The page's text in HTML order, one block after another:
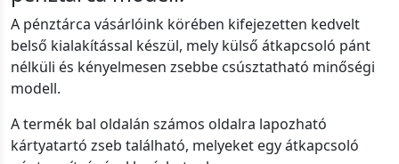
A pénztárca vásárlóink körében kifejezetten kedvelt
belső kialakítással készül, mely külső átkapcsoló pánt
nélküli és kényelmesen zsebbe csúsztatható minőségi
modell.
A termék bal oldalán számos oldalra lapozható
kártyatartó zseb található, melyeket egy átkapcsoló